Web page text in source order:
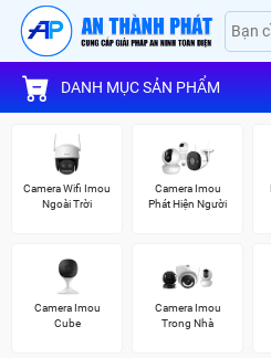
DANH MỤC SẢN PHẨM
Camera Wifi Imou
Ngoài Trời
Camera Imou
Phát Hiện Người
Camera Imou
Cube
Camera Imou
Trong Nhà